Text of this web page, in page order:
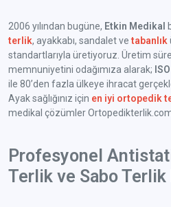
2006 yılından bugüne, Etkin Medikal
terlik, ayakkabı, sandalet vetabanlık
standartlarıyla üretiyoruz. Üretim
memnuniyetini odağımıza alarak;
ile 80’den fazla ülkeye ihracat
Ayak sağlığınız için en iyi ortopedik
medikal çözümler
Profesyonel
Terlik ve Sabo